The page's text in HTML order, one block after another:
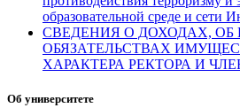
образовательной среде и сети
СВЕДЕНИЯ О ДОХОДАХ,
ОБЯЗАТЕЛЬСТВАХ
ХАРАКТЕРА РЕКТОРА И
Об университете